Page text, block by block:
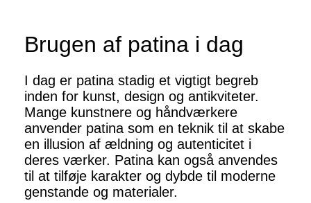
Brugen af patina i dag
I dag er patina stadig et vigtigt begreb
inden for kunst, design og antikviteter.
Mange kunstnere og håndværkere
anvender patina som en teknik til at skabe
en illusion af ældning og autenticitet i
deres værker. Patina kan også anvendes
til at tilføje karakter og dybde til moderne
genstande og materialer.